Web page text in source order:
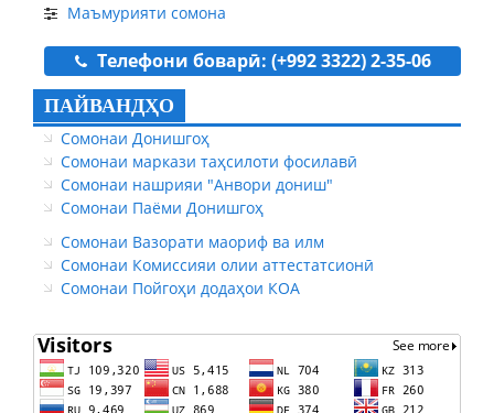
Маъмурияти сомона
Телефони боварӣ: (+992 3322) 2-35-06
ПАЙВАНДҲО
Сомонаи Донишгоҳ
Сомонаи маркази таҳсилоти фосилавӣ
Сомонаи нашрияи "Анвори дониш"
Сомонаи Паёми Донишгоҳ
Сомонаи Вазорати маориф ва илм
Сомонаи Комиссияи олии аттестатсионӣ
Сомонаи Пойгоҳи додаҳои КОА